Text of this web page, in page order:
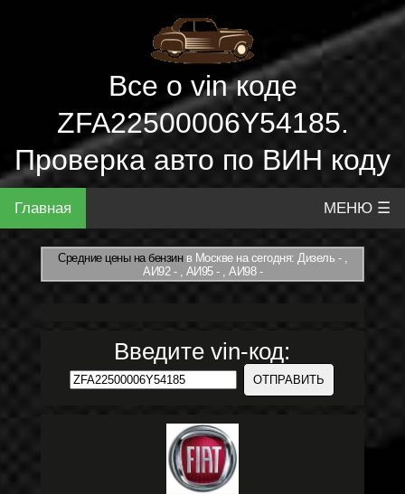
Все о vin коде
ZFA22500006Y54185.
Проверка авто по ВИН коду
Главная МЕНЮ ☰
Средние цены на бензинв Москве на сегодня: Дизель - ,
АИ92 - , АИ95 - , АИ98 -
Введите vin-код: